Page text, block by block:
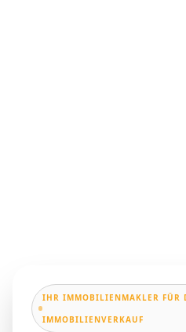
IHR IMMOBILIENMAKLER FÜR
IMMOBILIENVERKAUF